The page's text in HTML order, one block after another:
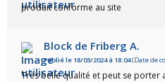
produit conforme au site
Block de Friberg A.
Publié le 18/03/2024 à 18:04(Date de
Très belle qualité et peut se porter